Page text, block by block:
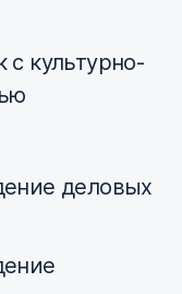
с культурно-
деловых